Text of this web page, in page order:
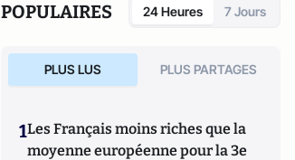
POPULAIRES 24 Heures 7 Jours
PLUS LUS PLUS PARTAGES
1Les Français moins riches que la
moyenne européenne pour la 3e